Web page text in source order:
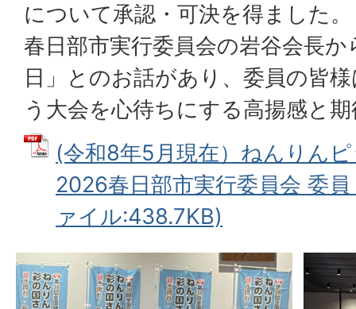
について承認・可決を得ました。
春日部市実行委員会の岩谷会長
日」とのお話があり、委員の皆
う大会を心待ちにする高揚感と
(令和8年5月現在）ねんりん
2026春日部市実行委員会 委
ァイル:438.7KB)